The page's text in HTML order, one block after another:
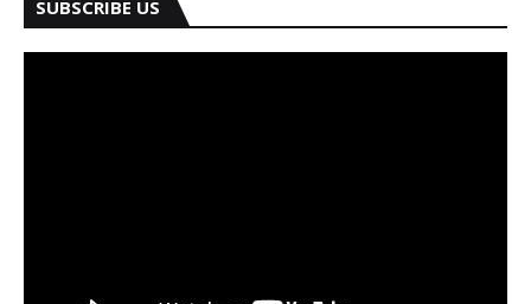
SUBSCRIBE US